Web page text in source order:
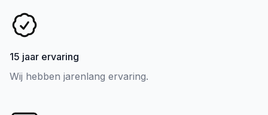
15 jaar ervaring
Wij hebben jarenlang ervaring.